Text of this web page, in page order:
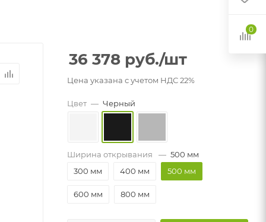
36 378 руб./шт
Цена указана с учетом НДС 22%
Цвет — Черный
Ширина открывания — 500 мм
300 мм
400 мм 500 мм
600 мм 800 мм
0